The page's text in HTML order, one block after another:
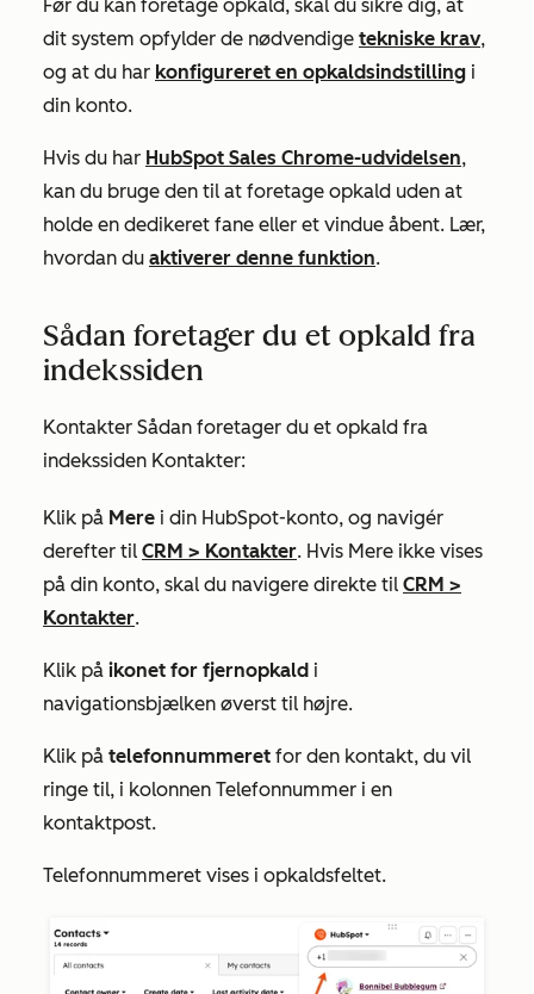
Før du kan foretage opkald, skal du sikre dig, at
dit system opfylder de nødvendige tekniske krav,
og at du har konfigureret en opkaldsindstilling i
din konto.
Hvis du har HubSpot Sales Chrome-udvidelsen,
kan du bruge den til at foretage opkald uden at
holde en dedikeret fane eller et vindue åbent. Lær,
hvordan du aktiverer denne funktion.
Sådan foretager du et opkald fra
indekssiden
Kontakter Sådan foretager du et opkald fra
indekssiden Kontakter:
Klik på Mere i din HubSpot-konto, og navigér
derefter til CRM > Kontakter. Hvis Mere ikke vises
på din konto, skal du navigere direkte til CRM >
Kontakter.
Klik på ikonet for fjernopkald i
navigationsbjælken øverst til højre.
Klik på telefonnummeret for den kontakt, du vil
ringe til, i kolonnen Telefonnummer i en
kontaktpost.
Telefonnummeret vises i opkaldsfeltet.